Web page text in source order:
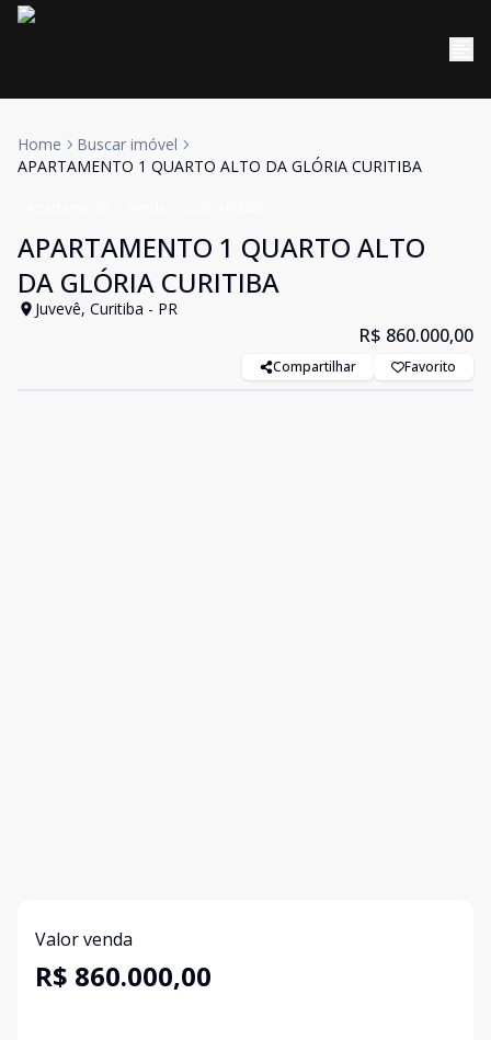
Home
Buscar imóvel
APARTAMENTO 1 QUARTO ALTO DA GLÓRIA CURITIBA
APARTAMENTO 1 QUARTO ALTO
DA GLÓRIA CURITIBA
Juvevê, Curitiba - PR
R$ 860.000,00
Compartilhar Favorito
Valor venda
R$ 860.000,00